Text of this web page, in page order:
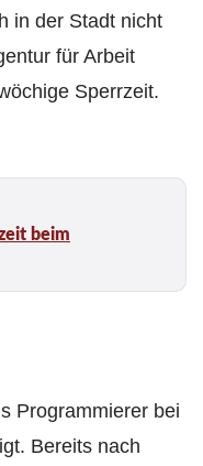
in der Stadt nicht
für Arbeit
Sperrzeit.
beim
Programmierer bei
Bereits nach